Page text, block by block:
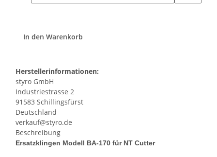
In den Warenkorb
Herstellerinformationen:
styro GmbH
Industriestrasse 2
91583 Schillingsfürst
Deutschland
verkauf@styro.de
Beschreibung
Ersatzklingen Modell BA-170 für NT Cutter